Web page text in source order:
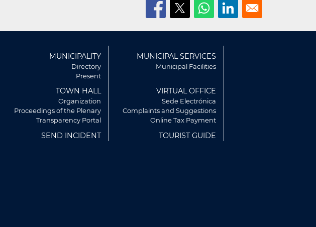
MUNICIPALITY
Directory
Present
MUNICIPAL SERVICES
Municipal Facilities
TOWN HALL
Organization
Proceedings of the Plenary
Transparency Portal
VIRTUAL OFFICE
Sede Electrónica
Complaints and Suggestions
Online Tax Payment
SEND INCIDENT TOURIST GUIDE